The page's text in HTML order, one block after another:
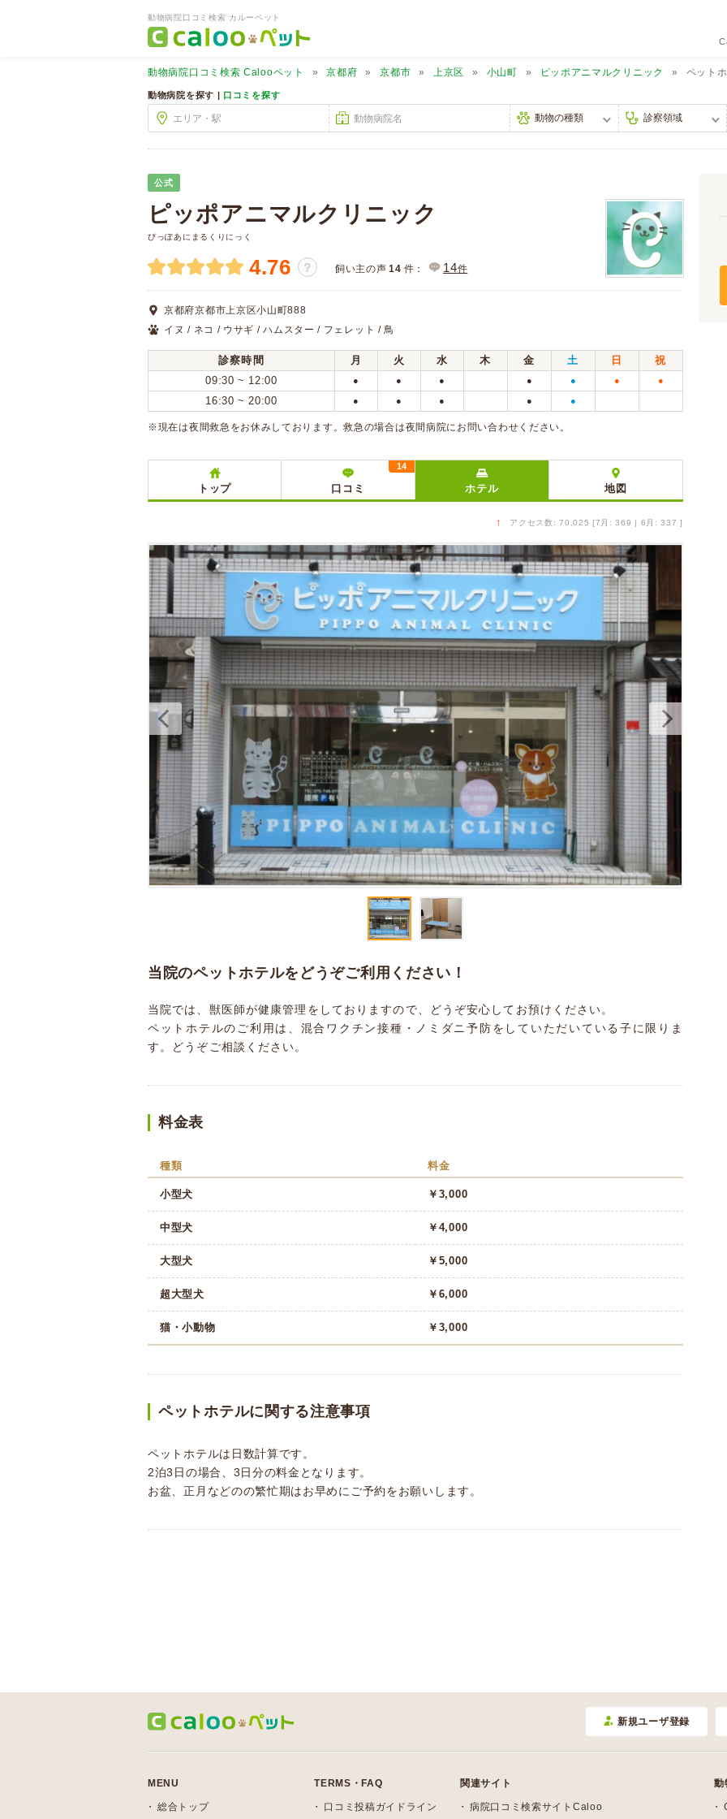
動物病院口コミ検索 カルーペット
動物病院口コミ検索 Calooペット 京都府 京都市 上京区 小山町 ピッポアニマルクリニック ペット
動物病院を探す | 口コミを探す
公式
ピッポアニマルクリニック
ぴっぽあにまるくりにっく
4.76 ？ 飼い主の声 14 件： 14件
京都府京都市上京区小山町888
イヌ / ネコ / ウサギ / ハムスター / フェレット / 鳥
診察時間 月 火 水 木 金 土 日
祝
09:30 ~ 12:00
● ● ● ● ● ● ●
16:30 ~ 20:00 ● ● ● ● ●
※現在は夜間救急をお休みしております。救急の場合は夜間病院にお問い合わせください。
トップ 口コミ
14
ホテル 地図
↑ アクセス数: 70,025 [7月: 369 | 6月: 337 ]
当院のペットホテルをどうぞご利用ください！
当院では、獣医師が健康管理をしておりますので、どうぞ安心してお預けください。
ペットホテルのご利用は、混合ワクチン接種・ノミダニ予防をしていただいている子に限りま
す。どうぞご相談ください。
料金表
種類 料金
小型犬 ￥3,000
中型犬 ￥4,000
大型犬 ￥5,000
超大型犬 ￥6,000
猫・小動物 ￥3,000
ペットホテルに関する注意事項
ペットホテルは日数計算です。
2泊3日の場合、3日分の料金となります。
お盆、正月などのの繁忙期はお早めにご予約をお願いします。
新規ユーザ登録
MENU
総合トップ
TERMS・FAQ
口コミ投稿ガイドライン
関連サイト
病院口コミ検索サイトCaloo
動